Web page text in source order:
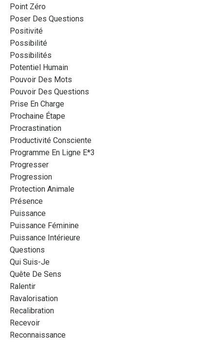
Point Zéro
Poser Des Questions
Positivité
Possibilité
Possibilités
Potentiel Humain
Pouvoir Des Mots
Pouvoir Des Questions
Prise En Charge
Prochaine Étape
Procrastination
Productivité Consciente
Programme En Ligne E*3
Progresser
Progression
Protection Animale
Présence
Puissance
Puissance Féminine
Puissance Intérieure
Questions
Qui Suis-Je
Quête De Sens
Ralentir
Ravalorisation
Recalibration
Recevoir
Reconnaissance